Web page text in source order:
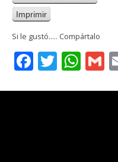
Imprimir
Si le gustó..... Compártalo
Facebook